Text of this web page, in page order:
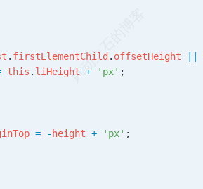
. firstElementChild . offsetHeight
this . liHeight + 'px' ;
= - height + 'px' ;